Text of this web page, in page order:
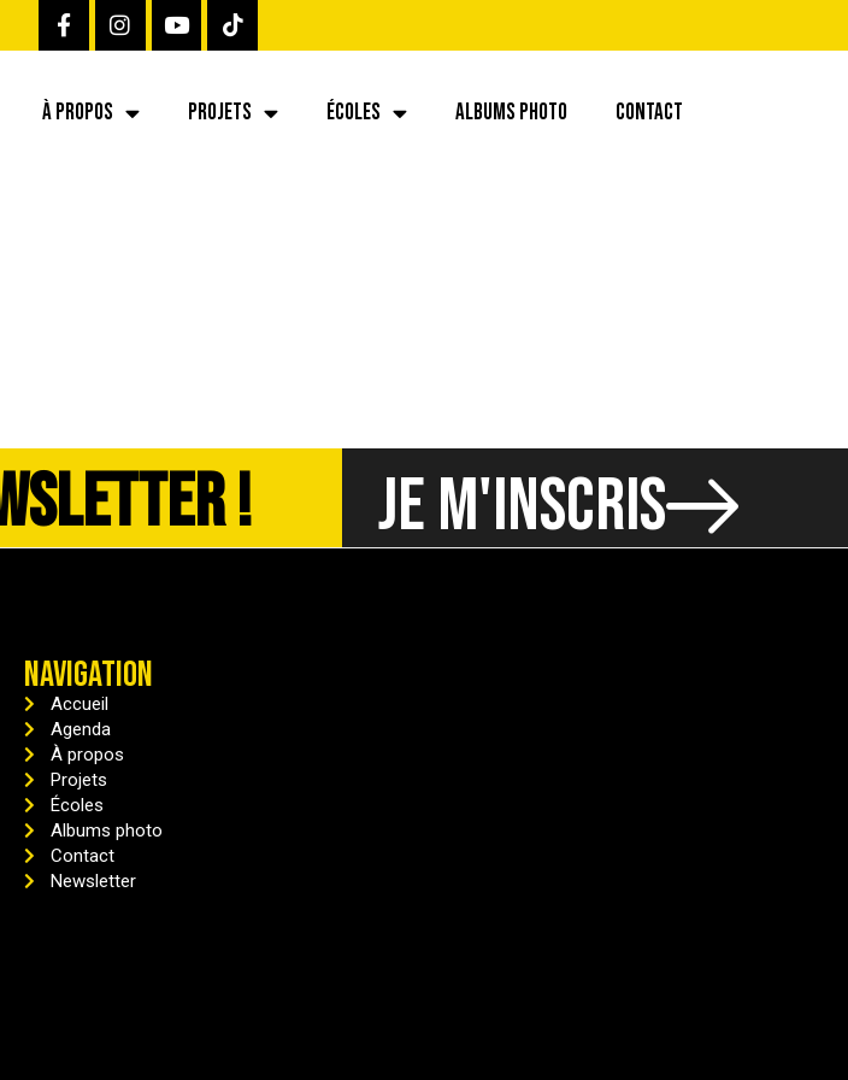
À PROPOS PROJETS ÉCOLES ALBUMS PHOTO CONTACT
! JE M'INSCRIS
NAVIGATION
Accueil
Agenda
À propos
Projets
Écoles
Albums photo
Contact
Newsletter